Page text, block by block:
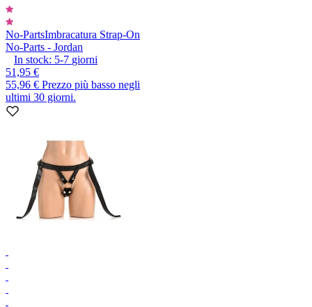
No-PartsImbracatura Strap-On
No-Parts - Jordan
In stock: 5-7 giorni
51,95 €
55,96 € Prezzo più basso negli
ultimi 30 giorni.